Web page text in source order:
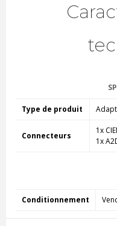
Type de produit
Connecteurs
1x
1x
Conditionnement